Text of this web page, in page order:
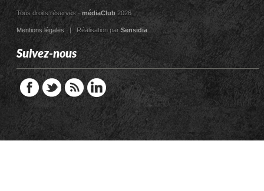
Tous droits réservés - médiaClub2026
Mentions légales| Réalisation par Sensidia
Suivez-nous